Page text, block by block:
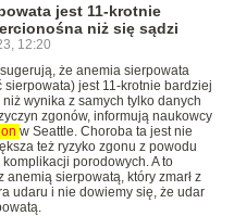
jest 11-krotnie
niż się sądzi
12:20
że anemia sierpowata
sierpowata) jest 11-krotnie bardziej
wynika z samych tylko danych
zgonów, informują naukowcy
w Seattle. Choroba ta jest nie
też ryzyko zgonu z powodu
porodowych. A to
sierpowatą, który zmarł z
udaru i nie dowiemy się, że udar